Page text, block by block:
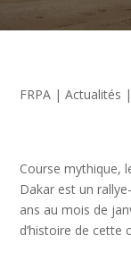
FRPA |Actualités |
Course mythique,
Dakar est un
ans au mois de
d’histoire de cette